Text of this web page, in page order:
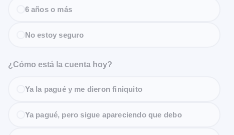
6 años o más
No estoy seguro
¿Cómo está la cuenta hoy?
Ya la pagué y me dieron finiquito
Ya pagué, pero sigue apareciendo que debo